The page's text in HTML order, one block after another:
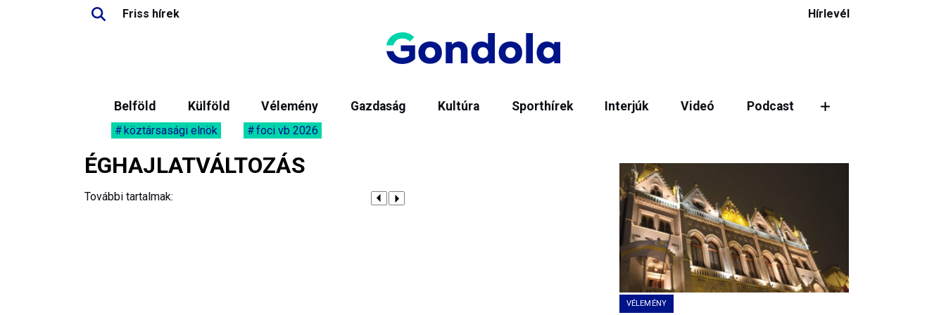
Friss hírek Hírlevél
Belföld Külföld Vélemény Gazdaság Kultúra Sporthírek Interjúk Videó Podcast
köztársasági elnök foci vb 2026
ÉGHAJLATVÁLTOZÁS
További tartalmak:
VÉLEMÉNY